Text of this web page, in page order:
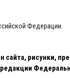
Федерации.
сайта, рисунки,